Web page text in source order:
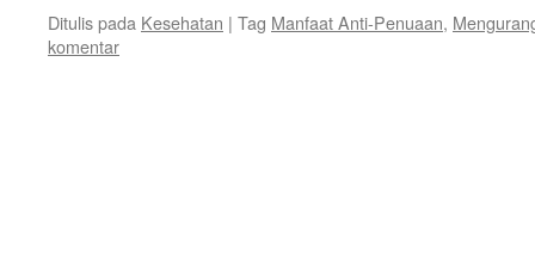
Ditulis pada Kesehatan | Tag Manfaat Anti-Penuaan,
komentar